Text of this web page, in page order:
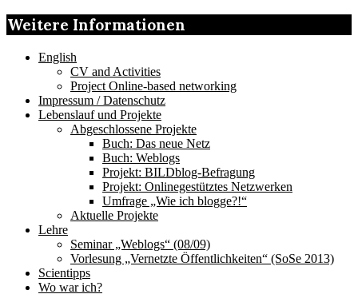
Weitere Informationen
English
CV and Activities
Project Online-based networking
Impressum / Datenschutz
Lebenslauf und Projekte
Abgeschlossene Projekte
Buch: Das neue Netz
Buch: Weblogs
Projekt: BILDblog-Befragung
Projekt: Onlinegestütztes Netzwerken
Umfrage „Wie ich blogge?!“
Aktuelle Projekte
Lehre
Seminar „Weblogs“ (08/09)
Vorlesung „Vernetzte Öffentlichkeiten“ (SoSe 2013)
Scientipps
Wo war ich?